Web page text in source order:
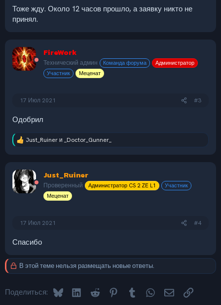
Тоже жду. Около 12 часов прошло, а заявку никто не
принял.
FireWork
Технический админ Команда форума
Администратор
Участник
Меценат
17 Июл 2021 #3
Одобрил
Р
ц
и
и
Just_Ruinerи _Doctor_Gunner_
Just_Ruiner
Проверенный Администратор CS 2 ZE L1
Участник
Меценат
17 Июл 2021 #4
Спасибо
В этой теме нельзя размещать новые ответы.
Поделиться: Bluesky LinkedInReddit PinterestTumblr WhatsApp
Электронная
Ссылка